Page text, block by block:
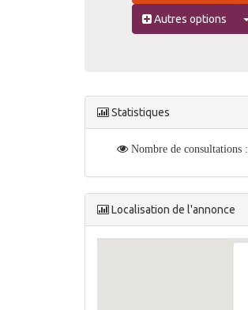
Autres options
Statistiques
Nombre de consultations :
Localisation de l'annonce